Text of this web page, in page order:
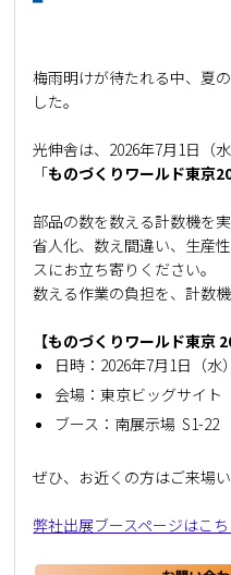
梅雨明けが待たれる中、夏
した。
光伸舎は、2026年7月1日（
「ものづくりワールド東京
部品の数を数える計数機を実
省人化、数え間違い、生産
スにお立ち寄りください。
数える作業の負担を、計数
【ものづくりワールド東京
日時：2026年7月1日（水
会場：東京ビッグサイト
ブース：南展示場 S1-22
ぜひ、お近くの方はご来場
弊社出展ブースページはこち